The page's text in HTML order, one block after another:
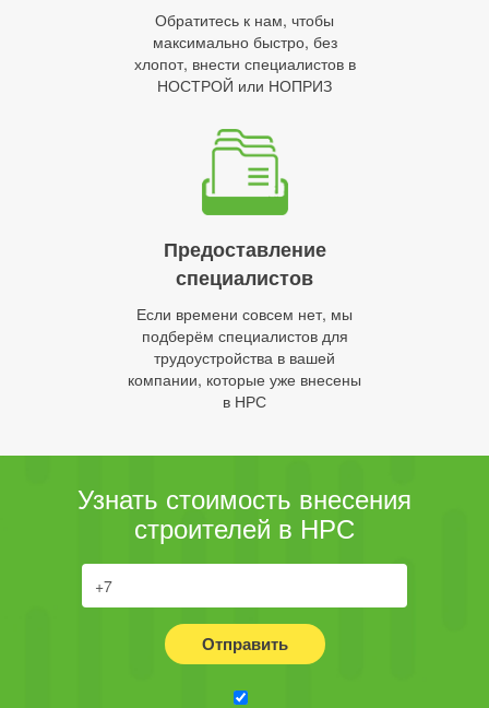
Обратитесь к нам, чтобы
максимально быстро, без
хлопот, внести специалистов в
НОСТРОЙ или НОПРИЗ
Предоставление
специалистов
Если времени совсем нет, мы
подберём специалистов для
трудоустройства в вашей
компании, которые уже внесены
в НРС
Узнать стоимость внесения
строителей в НРС
Отправить